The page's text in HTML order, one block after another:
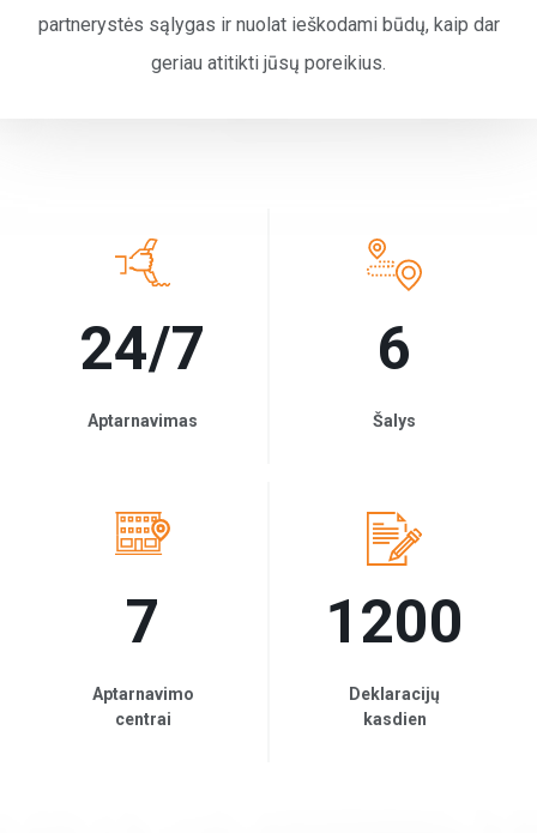
partnerystės sąlygas ir nuolat ieškodami būdų, kaip dar
geriau atitikti jūsų poreikius.
24/7
Aptarnavimas
6
Šalys
7
Aptarnavimo
centrai
1200
Deklaracijų
kasdien